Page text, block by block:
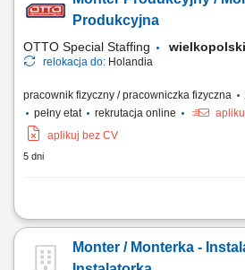
Produkcyjna
OTTO Special Staffing
relokacja do: Holandia
pracownik fizyczny / pracowniczka fizyczna
pełny etat
rekrutacja online
aplikuj bez CV
5 dni
Otrzymasz całkowitą stawkę brutto w
ta obejmuje wynagrodzenie podstawowe w
godzinę, powiększone o dodatek ADV,
Monter / Monterka -